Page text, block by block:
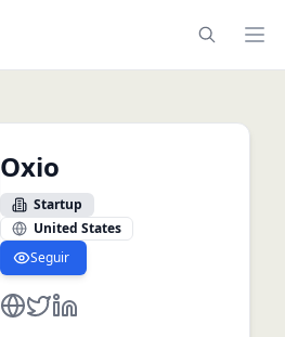
Oxio
Startup
United States
Seguir
https://oxio.com/
https://twitter.com/oxio_com
https://www.linkedin.com/